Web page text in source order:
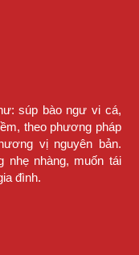
súp bào ngư vi cá,
theo phương pháp
vị nguyên bản.
nhẹ nhàng, muốn tái
đình.